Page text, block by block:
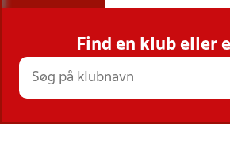
STILLINGER, RESULTATER,
HOLD
Find en klub eller